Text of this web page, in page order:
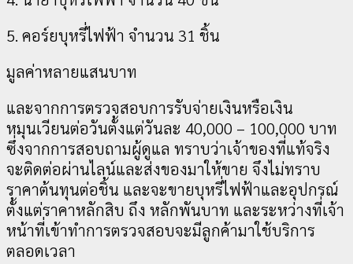
5. คอร์ยบุหรี่ไฟฟ้า จำนวน 31 ชิ้น
มูลค่าหลายแสนบาท
และจากการตรวจสอบการรับจ่ายเงินหรือเงิน
หมุนเวียนต่อวันตั้งแต่วันละ 40,000 – 100,000 บาท
ซึ่งจากการสอบถามผู้ดูแล ทราบว่าเจ้าของที่แท้จริง
จะติดต่อผ่านไลน์และส่งของมาให้ขาย จึงไม่ทราบ
ราคาต้นทุนต่อชิ้น และจะขายบุหรี่ไฟฟ้าและอุปกรณ์
ตั้งแต่ราคาหลักสิบ ถึง หลักพันบาท และระหว่างที่เจ้า
หน้าที่เข้าทำการตรวจสอบจะมีลูกค้ามาใช้บริการ
ตลอดเวลา